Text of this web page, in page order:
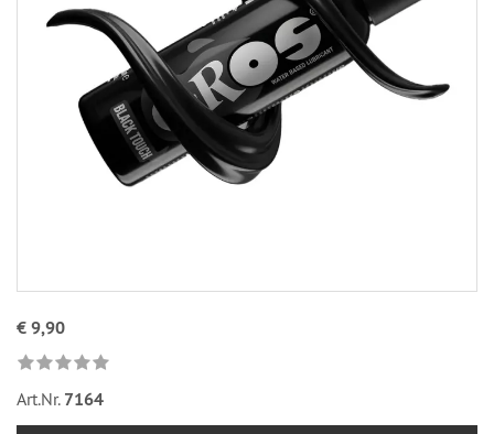
€ 9,90
Art.Nr. 7164